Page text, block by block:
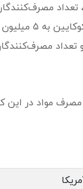
آمفتامین و هرویین در ایالات متحده ارائه داد.
مصرف مواد در